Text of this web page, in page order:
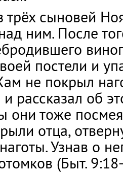
трёх сыновей
ним. После
постели и
не покрыл
рассказал об
они тоже
отца,
Узнав о
(Быт.